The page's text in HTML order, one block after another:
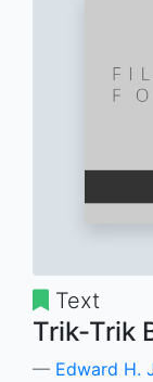
Text
Trik-Trik
Edward H.